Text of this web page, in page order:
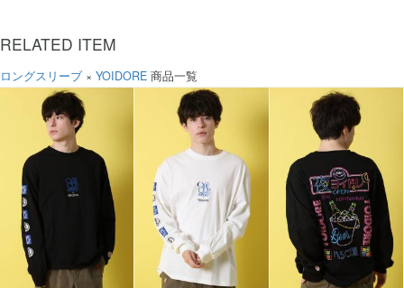
RELATED ITEM
ロングスリーブ × YOIDORE 商品一覧